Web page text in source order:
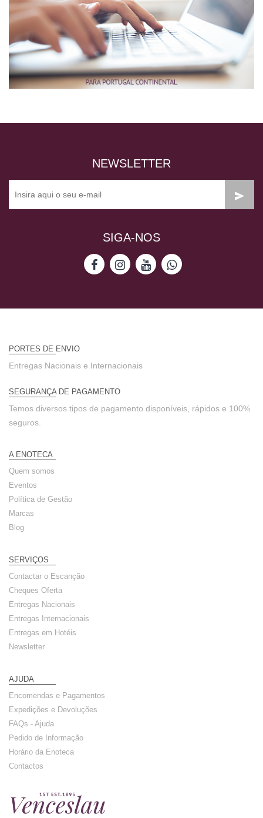
NEWSLETTER
SIGA-NOS
PORTES DE ENVIO
Entregas Nacionais e Internacionais
SEGURANÇA DE PAGAMENTO
Temos diversos tipos de pagamento disponíveis, rápidos e 100%
seguros.
A ENOTECA
Quem somos
Eventos
Política de Gestão
Marcas
Blog
SERVIÇOS
Contactar o Escanção
Cheques Oferta
Entregas Nacionais
Entregas Internacionais
Entregas em Hotéis
Newsletter
AJUDA
Encomendas e Pagamentos
Expedições e Devoluções
FAQs - Ajuda
Pedido de Informação
Horário da Enoteca
Contactos